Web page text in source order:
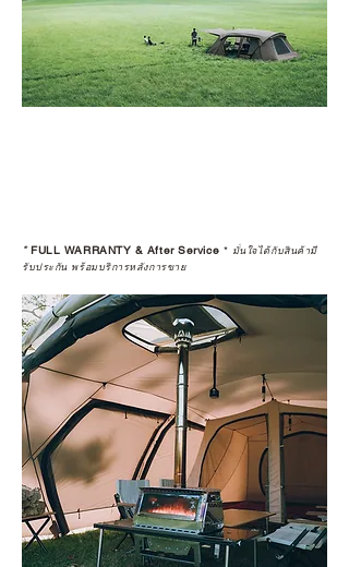
*FULL WARRANTY & After Service * มั่นใจได้กับสินค้ามี
รับประกัน พร้อมบริการหลังการขาย